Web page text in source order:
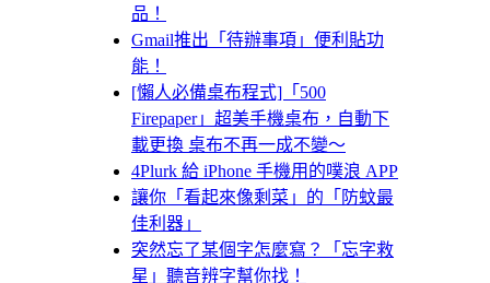
品！
Gmail推出「待辦事項」便利貼功
能！
[懶人必備桌布程式]「500
Firepaper」超美手機桌布，自動下
載更換 桌布不再一成不變～
4Plurk 給 iPhone 手機用的噗浪 APP
讓你「看起來像剩菜」的「防蚊最
佳利器」
突然忘了某個字怎麼寫？「忘字救
星」聽音辨字幫你找！